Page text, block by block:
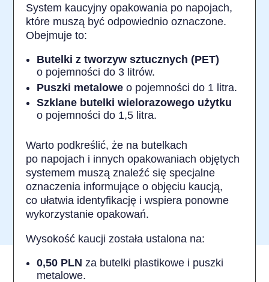
System kaucyjny opakowania po napojach,
które muszą być odpowiednio oznaczone.
Obejmuje to:
Butelki z tworzyw sztucznych (PET)
o pojemności do 3 litrów.
Puszki metalowe o pojemności do 1 litra.
Szklane butelki wielorazowego użytku
o pojemności do 1,5 litra.
Warto podkreślić, że na butelkach
po napojach i innych opakowaniach objętych
systemem muszą znaleźć się specjalne
oznaczenia informujące o objęciu kaucją,
co ułatwia identyfikację i wspiera ponowne
wykorzystanie opakowań.
Wysokość kaucji została ustalona na:
0,50 PLN za butelki plastikowe i puszki
metalowe.